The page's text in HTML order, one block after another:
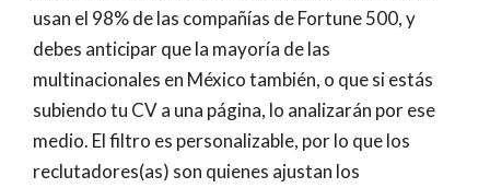
usan el 98% de las compañías de Fortune 500, y
debes anticipar que la mayoría de las
multinacionales en México también, o que si estás
subiendo tu CV a una página, lo analizarán por ese
medio. El filtro es personalizable, por lo que los
reclutadores(as) son quienes ajustan los